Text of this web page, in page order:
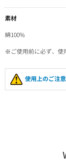
素材
綿100%
※ご使用前に必ず、使
使用上のご注意